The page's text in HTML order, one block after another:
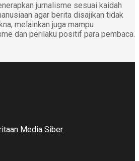
jurnalisme sesuai kaidah
agar berita disajikan tidak
melainkan juga mampu
dan perilaku positif para pembaca.
Media Siber